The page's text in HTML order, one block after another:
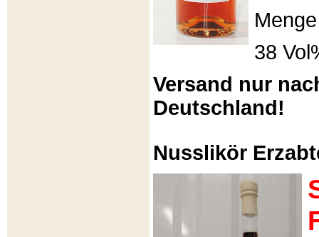
38
Versand nur
Deutschland!
Nusslikör